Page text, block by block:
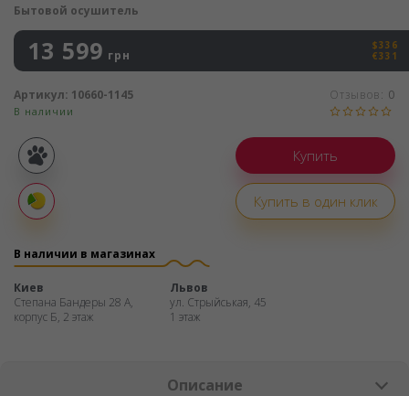
Бытовой осушитель
13 599 грн
$336
€331
В наличии
Отзывов: 0
Артикул: 10660-1145
Купить в один клик
Покупка
частями
В наличии в магазинах
Киев
Степана Бандеры 28 А,
корпус Б, 2 этаж
Львов
ул. Стрыйськая, 45
1 этаж
Описание